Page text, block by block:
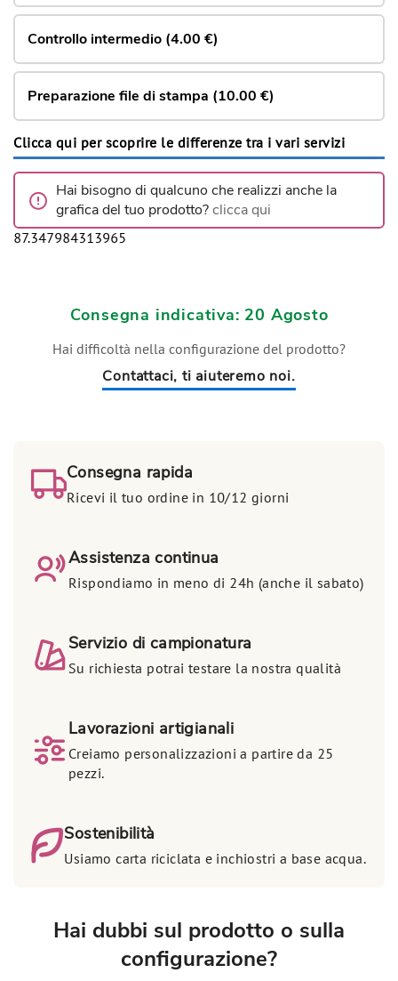
Controllo intermedio (4.00 €)
Preparazione file di stampa (10.00 €)
Clicca qui per scoprire le differenze tra i vari servizi
Hai bisogno di qualcuno che realizzi anche la
grafica del tuo prodotto?clicca qui
87.347984313965
Consegna indicativa: 20 Agosto
Hai difficoltà nella configurazione del prodotto?
Contattaci, ti aiuteremo noi.
Consegna rapida
Ricevi il tuo ordine in 10/12 giorni
Assistenza continua
Rispondiamo in meno di 24h (anche il sabato)
Servizio di campionatura
Su richiesta potrai testare la nostra qualità
Lavorazioni artigianali
Creiamo personalizzazioni a partire da 25
pezzi.
Sostenibilità
Usiamo carta riciclata e inchiostri a base acqua.
Hai dubbi sul prodotto o sulla
configurazione?